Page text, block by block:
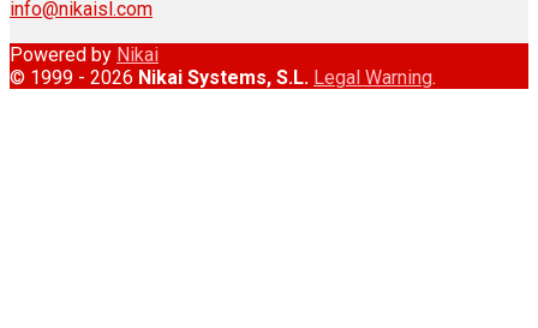
info@nikaisl.com
Powered by Nikai
© 1999 - 2026 Nikai Systems, S.L. Legal Warning.